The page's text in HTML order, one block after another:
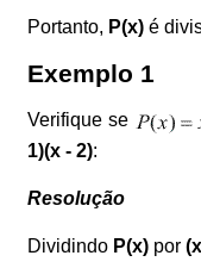
Portanto, P(x)é
Exemplo 1
Verifique se
1)(x - 2):
Resolução
Dividindo P(x) por